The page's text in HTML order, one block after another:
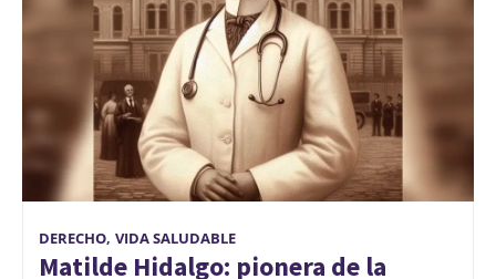
DERECHO, VIDA SALUDABLE
Matilde Hidalgo: pionera de la